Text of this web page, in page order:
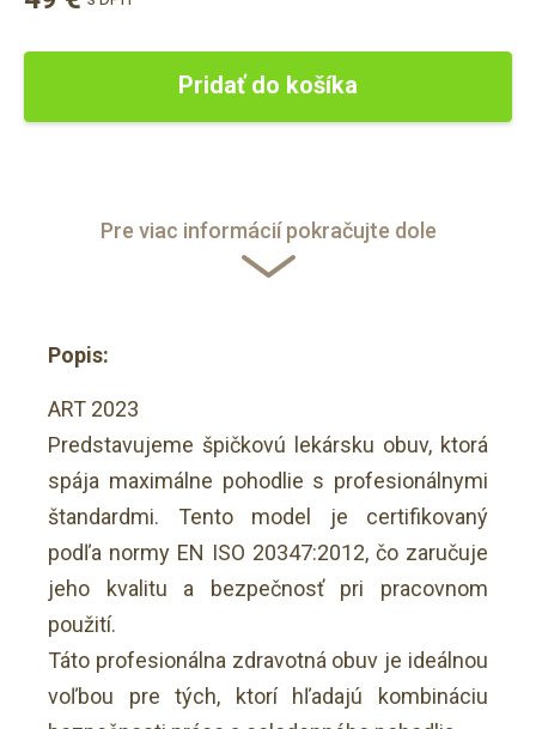
Pridať do košíka
Pre viac informácií pokračujte dole
Popis:
ART 2023
Predstavujeme špičkovú lekársku obuv, ktorá
spája maximálne pohodlie s profesionálnymi
štandardmi. Tento model je certifikovaný
podľa normy EN ISO 20347:2012, čo zaručuje
jeho kvalitu a bezpečnosť pri pracovnom
použití.
Táto profesionálna zdravotná obuv je ideálnou
voľbou pre tých, ktorí hľadajú kombináciu